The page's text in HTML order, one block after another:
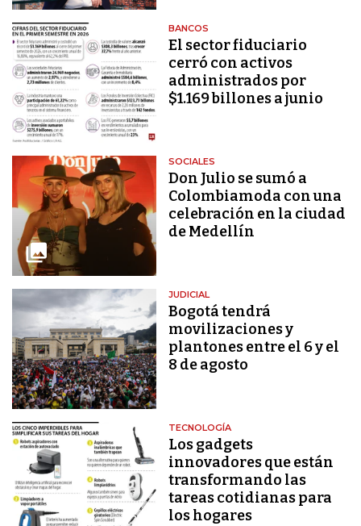
BANCOS
El sector fiduciario
cerró con activos
administrados por
$1.169 billones a junio
SOCIALES
Don Julio se sumó a
Colombiamoda con una
celebración en la ciudad
de Medellín
JUDICIAL
Bogotá tendrá
movilizaciones y
plantones entre el 6 y el
8 de agosto
TECNOLOGÍA
Los gadgets
innovadores que están
transformando las
tareas cotidianas para
los hogares